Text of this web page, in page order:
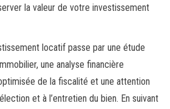
la valeur de votre investissement
locatif passe par une étude
une analyse financière
de la fiscalité et une attention
et à l’entretien du bien. En suivant